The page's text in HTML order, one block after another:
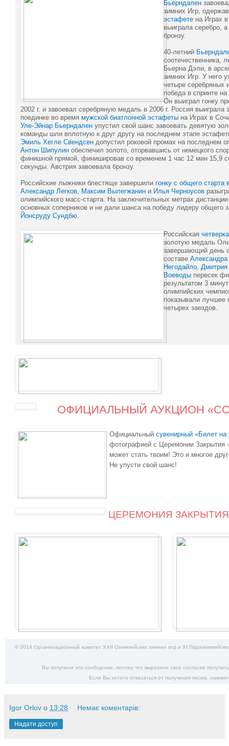
Бьерндален
зимних Игр,
эстафете на Играх
выиграла серебро,
бронзу.
40-летний
соотечественника,
Бьерна Дэли, в
зимних Игр. У него
четыре серебряных
победа в спринте
Он выиграл гонку
2002 г. и завоевал серебряную медаль в 2006 г. Россия выиграла
поединке во время мужской биатлонной эстафеты на Играх в
Уле-Эйнар Бьерндален упустил свой шанс завоевать девятую
команды шли вплотную к друг другу на последнем этапе
Эмиль Хегле Свендсен допустил роковой промах на последнем
Антон Шипулин обеспечил золото, оторвавшись от немецкого
финишной прямой, финишировав со временем 1 час 12 мин 15,9
секунды. Австрия завоевала бронзу.
Российские лыжники блестяще завершили гонку с общего
Александр Легков
Максим Вылегжанин и Илья Черноусов
олимпийского масс-старта. На заключительных метрах
основных соперников и не дали шанса на победу лидеру общего
Йонсруду Сундбю
Российская
золотую медаль
завершающий день
составе Александра
Негодайло Дмитрия
Воеводы пересек
результатом 3
олимпийских
показывали лучшее
четырех заездов.
ОФИЦИАЛЬНЫЙ АУКЦИОН
Официальный сувенирный «Билет на
фотографией с Церемонии
может стать твоим! Это и многое
Не упусти свой шанс!
ЦЕРЕМОНИЯ ЗАКРЫТИЯ
© 2014 Организационный комитет XXII Олимпийских зимних игр и XI
Вы получили это сообщение, потому что выразили свое согласие
Если Вы хотите отказаться от получения писем,
Igor Orlov о 13:28 Немає коментарів:
Надати доступ